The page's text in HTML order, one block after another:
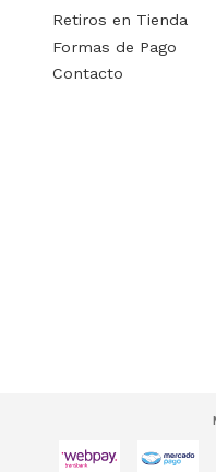
Retiros en Tienda
Formas de Pago
Contacto